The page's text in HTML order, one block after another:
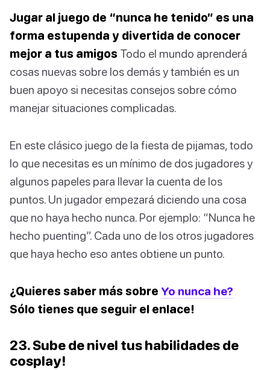
Jugar al juego de “nunca he tenido” es una
forma estupenda y divertida de conocer
mejor a tus amigos Todo el mundo aprenderá
cosas nuevas sobre los demás y también es un
buen apoyo si necesitas consejos sobre cómo
manejar situaciones complicadas.
En este clásico juego de la fiesta de pijamas, todo
lo que necesitas es un mínimo de dos jugadores y
algunos papeles para llevar la cuenta de los
puntos. Un jugador empezará diciendo una cosa
que no haya hecho nunca. Por ejemplo: “Nunca he
hecho puenting”. Cada uno de los otros jugadores
que haya hecho eso antes obtiene un punto.
¿Quieres saber más sobre Yo nunca he?
Sólo tienes que seguir el enlace!
23. Sube de nivel tus habilidades de
cosplay!